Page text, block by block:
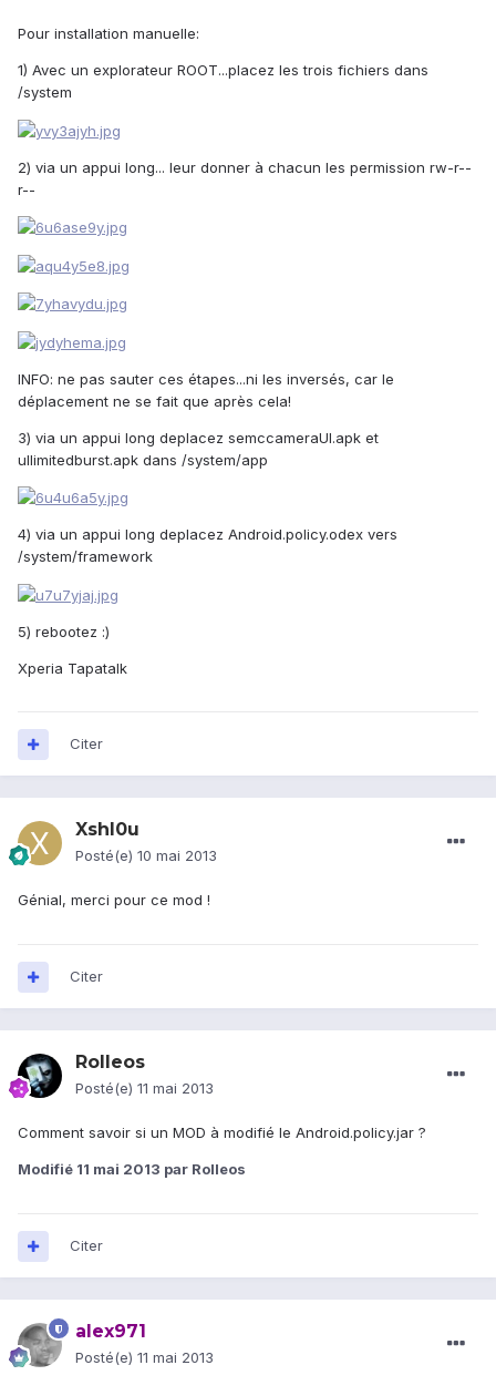
Pour installation manuelle:
1) Avec un explorateur ROOT...placez les trois fichiers dans
/system
2) via un appui long... leur donner à chacun les permission rw-r--
r--
INFO: ne pas sauter ces étapes...ni les inversés, car le
déplacement ne se fait que après cela!
3) via un appui long deplacez semccameraUI.apk et
ullimitedburst.apk dans /system/app
4) via un appui long deplacez Android.policy.odex vers
/system/framework
5) rebootez :)
Xperia Tapatalk
Citer
XshI0u
Posté(e) 10 mai 2013
Génial, merci pour ce mod !
Citer
Rolleos
Posté(e) 11 mai 2013
Comment savoir si un MOD à modifié le Android.policy.jar ?
Modifié 11 mai 2013 par Rolleos
Citer
alex971
Posté(e) 11 mai 2013